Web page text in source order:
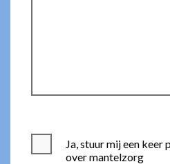
Ja, stuur mij een keer
over mantelzorg